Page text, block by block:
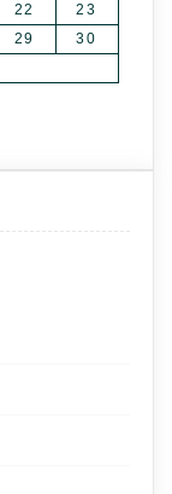
22
23
29
30